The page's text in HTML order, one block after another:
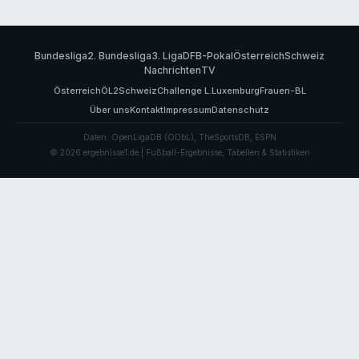
Bundesliga2. Bundesliga3. LigaDFB-PokalÖsterreichSchweiz
NachrichtenTV
ÖsterreichÖL2SchweizChallenge L.LuxemburgFrauen-BL
Über unsKontaktImpressumDatenschutz
Daten: OpenLigaDB (ODbL), TheSportsDB, ESPN
© 2026 ergebnisse1.de | Fußball-Ergebnisse, Tabellen & Statistiken